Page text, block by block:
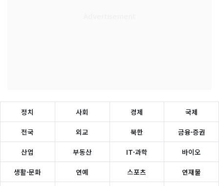
정치 사회 경제 국제
전국 외교 북한 금융·증권
산업 부동산 IT·과학 바이오
생활·문화 연예 스포츠 연재물